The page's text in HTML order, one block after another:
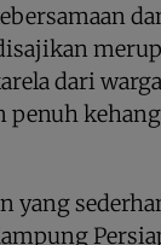
dari
penuh
yang